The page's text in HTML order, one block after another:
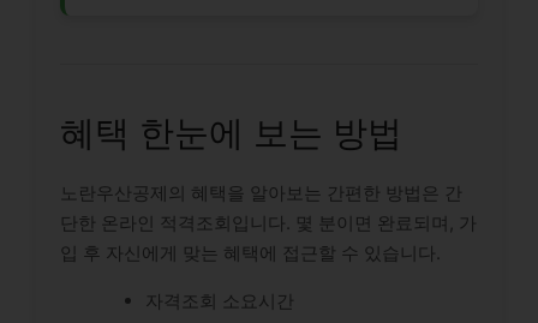
혜택 한눈에 보는 방법
노란우산공제의 혜택을 알아보는 간편한 방법은 간
단한 온라인 적격조회입니다. 몇 분이면 완료되며, 가
입 후 자신에게 맞는 혜택에 접근할 수 있습니다.
자격조회 소요시간